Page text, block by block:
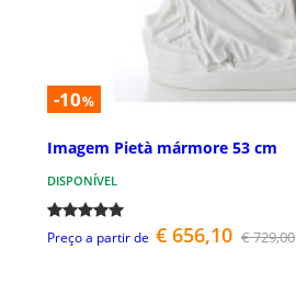
-10%
Imagem Pietà mármore 53 cm
DISPONÍVEL
Preço a partir de € 656,10 € 729,00